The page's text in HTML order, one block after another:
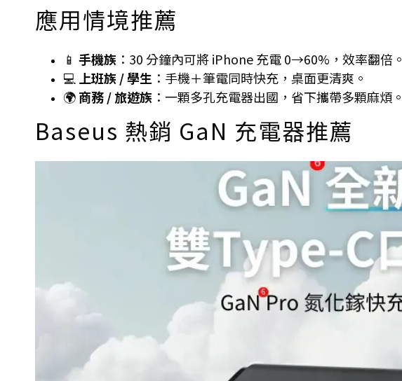
應用情境推薦
📱 手機族 ：30 分鐘內可將 iPhone 充電 0→60%，效率翻倍。
💻上班族 / 學生 ：手機＋筆電同時快充，桌面更清爽。
🌍商務 / 旅遊族 ：一顆多孔充電器出國，省下攜帶多顆麻煩。
Baseus 熱銷 GaN 充電器推薦